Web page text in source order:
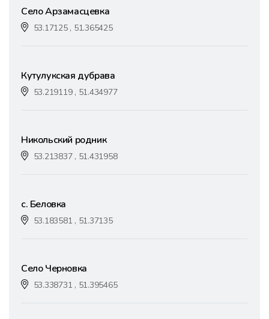
Село Арзамасцевка
53.17125 , 51.365425
Кутулукская дубрава
53.219119 , 51.434977
Никольский родник
53.213837 , 51.431958
с. Беловка
53.183581 , 51.37135
Село Черновка
53.338731 , 51.395465